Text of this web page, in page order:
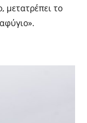
μετατρέπει το